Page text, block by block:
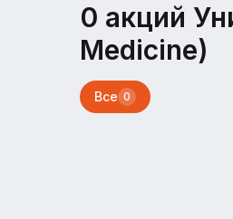
0 акций
Medicine)
Все 0